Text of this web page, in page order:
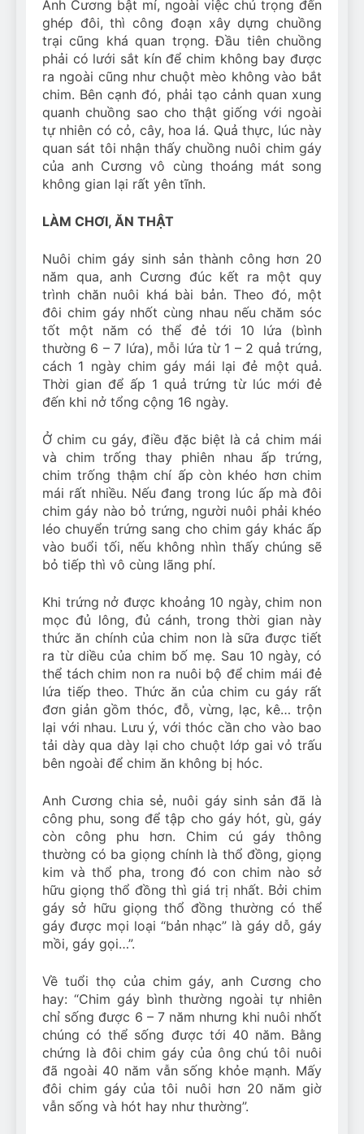
Anh Cương bật mí, ngoài việc chú trọng đến
ghép đôi, thì công đoạn xây dựng chuồng
trại cũng khá quan trọng. Đầu tiên chuồng
phải có lưới sắt kín để chim không bay được
ra ngoài cũng như chuột mèo không vào bắt
chim. Bên cạnh đó, phải tạo cảnh quan xung
quanh chuồng sao cho thật giống với ngoài
tự nhiên có cỏ, cây, hoa lá. Quả thực, lúc này
quan sát tôi nhận thấy chuồng nuôi chim gáy
của anh Cương vô cùng thoáng mát song
không gian lại rất yên tĩnh.
LÀM CHƠI, ĂN THẬT
Nuôi chim gáy sinh sản thành công hơn 20
năm qua, anh Cương đúc kết ra một quy
trình chăn nuôi khá bài bản. Theo đó, một
đôi chim gáy nhốt cùng nhau nếu chăm sóc
tốt một năm có thể đẻ tới 10 lứa (bình
thường 6 – 7 lứa), mỗi lứa từ 1 – 2 quả trứng,
cách 1 ngày chim gáy mái lại đẻ một quả.
Thời gian để ấp 1 quả trứng từ lúc mới đẻ
đến khi nở tổng cộng 16 ngày.
Ở chim cu gáy, điều đặc biệt là cả chim mái
và chim trống thay phiên nhau ấp trứng,
chim trống thậm chí ấp còn khéo hơn chim
mái rất nhiều. Nếu đang trong lúc ấp mà đôi
chim gáy nào bỏ trứng, người nuôi phải khéo
léo chuyển trứng sang cho chim gáy khác ấp
vào buổi tối, nếu không nhìn thấy chúng sẽ
bỏ tiếp thì vô cùng lãng phí.
Khi trứng nở được khoảng 10 ngày, chim non
mọc đủ lông, đủ cánh, trong thời gian này
thức ăn chính của chim non là sữa được tiết
ra từ diều của chim bố mẹ. Sau 10 ngày, có
thể tách chim non ra nuôi bộ để chim mái đẻ
lứa tiếp theo. Thức ăn của chim cu gáy rất
đơn giản gồm thóc, đỗ, vừng, lạc, kê… trộn
lại với nhau. Lưu ý, với thóc cần cho vào bao
tải dày qua dày lại cho chuột lớp gai vỏ trấu
bên ngoài để chim ăn không bị hóc.
Anh Cương chia sẻ, nuôi gáy sinh sản đã là
công phu, song để tập cho gáy hót, gù, gáy
còn công phu hơn. Chim cú gáy thông
thường có ba giọng chính là thổ đồng, giọng
kim và thổ pha, trong đó con chim nào sở
hữu giọng thổ đồng thì giá trị nhất. Bởi chim
gáy sở hữu giọng thổ đồng thường có thể
gáy được mọi loại “bản nhạc” là gáy dỗ, gáy
mồi, gáy gọi…”.
Về tuổi thọ của chim gáy, anh Cương cho
hay: “Chim gáy bình thường ngoài tự nhiên
chỉ sống được 6 – 7 năm nhưng khi nuôi nhốt
chúng có thể sống được tới 40 năm. Bằng
chứng là đôi chim gáy của ông chú tôi nuôi
đã ngoài 40 năm vẫn sống khỏe mạnh. Mấy
đôi chim gáy của tôi nuôi hơn 20 năm giờ
vẫn sống và hót hay như thường”.